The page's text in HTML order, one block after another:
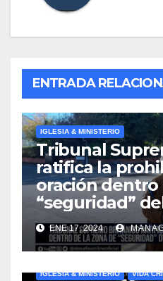
ENTRADA
IGLESIA & MINISTERIO
Tribunal
ratifica la
oración dentro
“seguridad”
ENE 17, 2024
IGLESIA & MINISTERIO VIDA